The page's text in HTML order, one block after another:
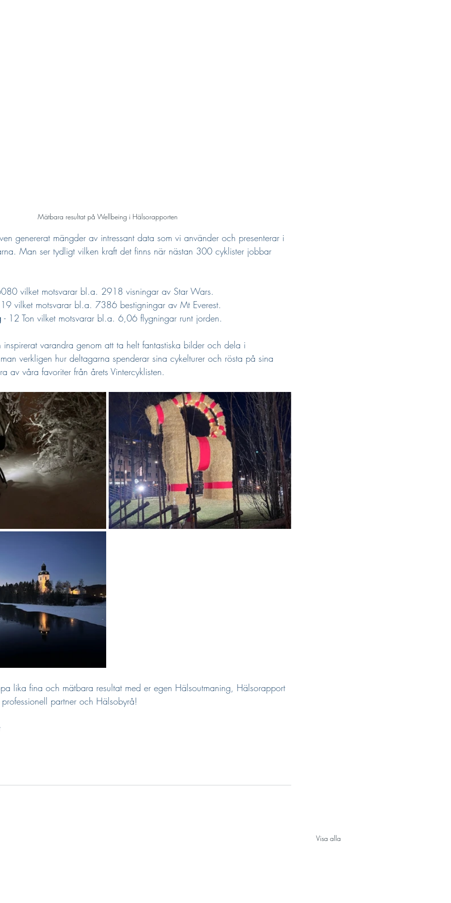
Mätbara resultat på Wellbeing i Hälsorapporten
genererat mängder av intressant data som vi använder och presenterar i
Man ser tydligt vilken kraft det finns när nästan 300 cyklister jobbar
vilket motsvarar bl.a. 2918 visningar av Star Wars.
vilket motsvarar bl.a. 7386 bestigningar av Mt Everest.
- 12 Ton vilket motsvarar bl.a. 6,06 flygningar runt jorden.
inspirerat varandra genom att ta helt fantastiska bilder och dela i
verkligen hur deltagarna spenderar sina cykelturer och rösta på sina
av våra favoriter från årets Vintercyklisten.
lika fina och mätbara resultat med er egen Hälsoutmaning, Hälsorapport
partner och Hälsobyrå!
Visa alla